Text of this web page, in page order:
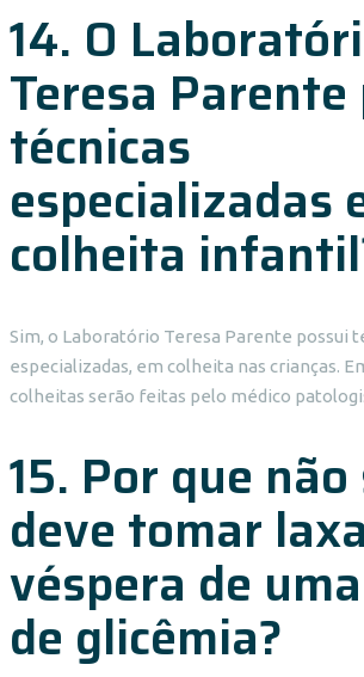
14. O
Teresa
técnicas
especializadas
colheita
Sim, o Laboratório Teresa Parente possui
especializadas, em colheita nas crianças.
colheitas serão feitas pelo médico
15. Por que não
deve tomar
véspera de
de glicêmia?